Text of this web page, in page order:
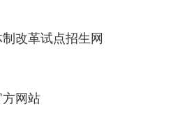
改革试点招生网
网站